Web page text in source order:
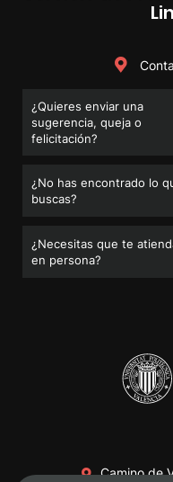
¿Quieres enviar una
sugerencia, queja o
felicitación?
¿No has encontrado lo
buscas?
¿Necesitas que te
en persona?
Camino de